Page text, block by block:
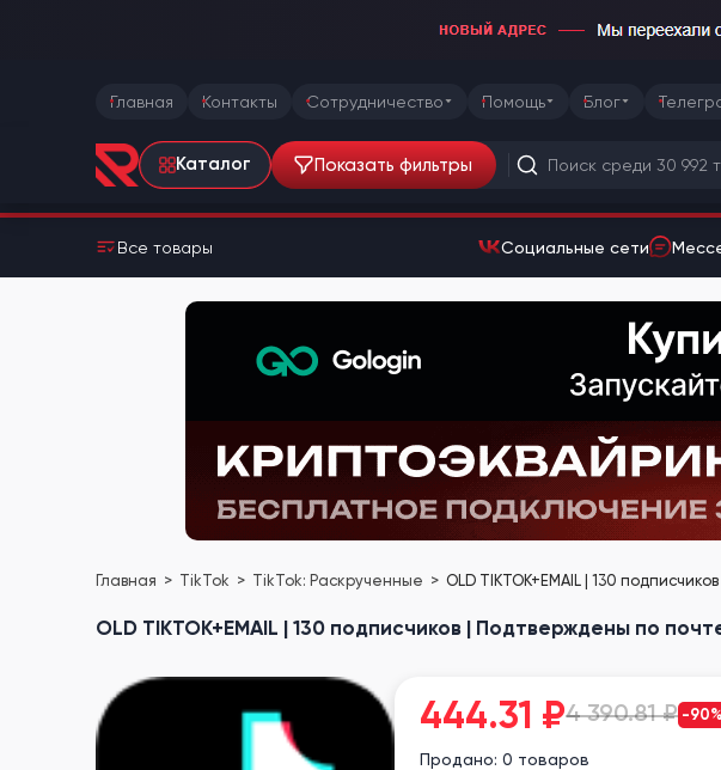
Главная Контакты Сотрудничество Помощь Блог
Каталог Показать фильтры
Все товары Социальные сети
Главная TikTok TikTok: Раскрученные OLD TIKTOK+EMAIL | 130
OLD TIKTOK+EMAIL | 130 подписчиков | Подтверждены по
444.31 ₽4 390.81 ₽ -90%
Продано: 0 товаров